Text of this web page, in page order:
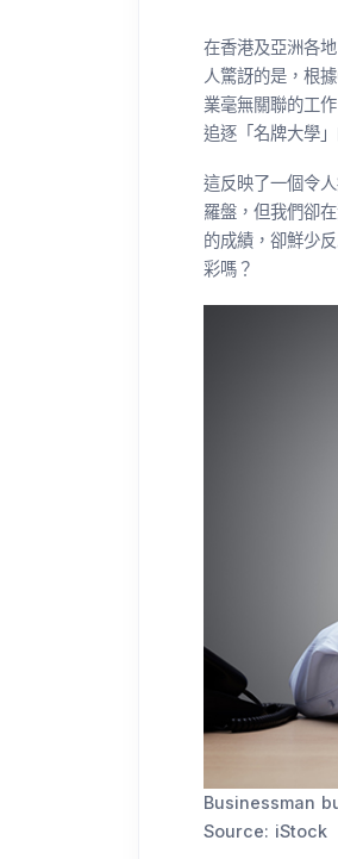
在香港及亞洲各
人驚訝的是，根
業毫無關聯的工
追逐「名牌大學
這反映了一個令
羅盤，但我們卻
的成績，卻鮮少
彩嗎？
Businessman
Source: iStock